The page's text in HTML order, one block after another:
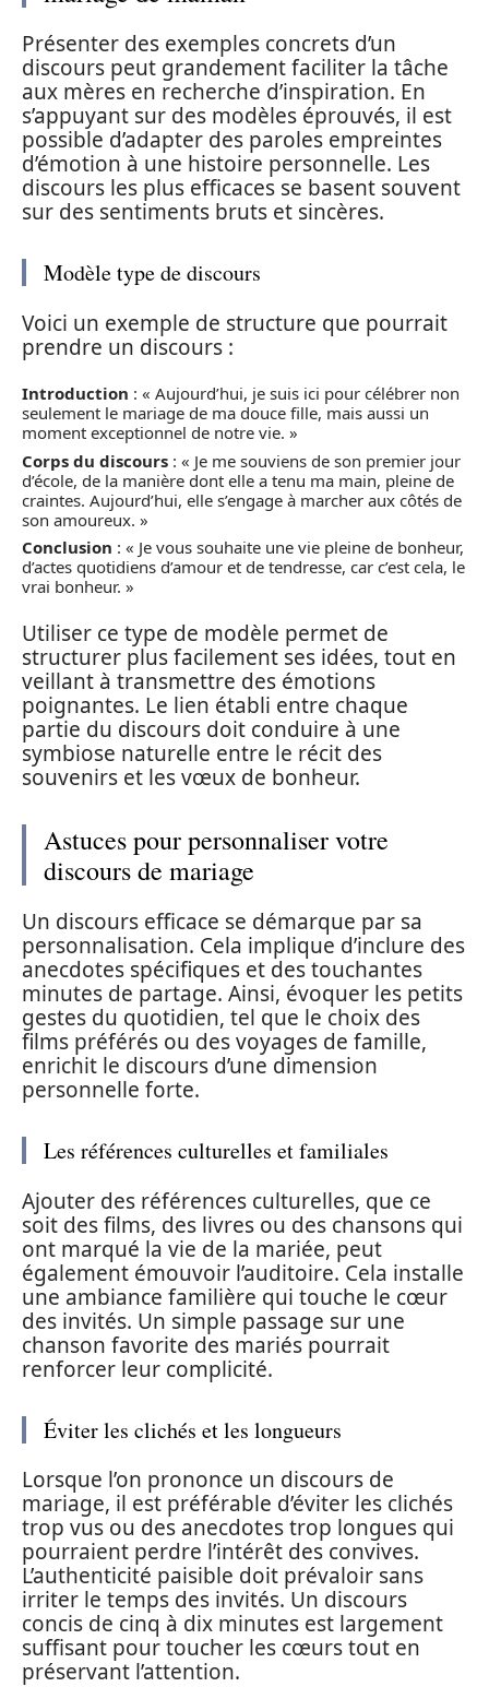
Présenter des exemples concrets d’un
discours peut grandement faciliter la tâche
aux mères en recherche d’inspiration. En
s’appuyant sur des modèles éprouvés, il est
possible d’adapter des paroles empreintes
d’émotion à une histoire personnelle. Les
discours les plus efficaces se basent souvent
sur des sentiments bruts et sincères.
Modèle type de discours
Voici un exemple de structure que pourrait
prendre un discours :
Introduction : « Aujourd’hui, je suis ici pour célébrer non
seulement le mariage de ma douce fille, mais aussi un
moment exceptionnel de notre vie. »
Corps du discours : « Je me souviens de son premier jour
d’école, de la manière dont elle a tenu ma main, pleine de
craintes. Aujourd’hui, elle s’engage à marcher aux côtés de
son amoureux. »
Conclusion : « Je vous souhaite une vie pleine de bonheur,
d’actes quotidiens d’amour et de tendresse, car c’est cela, le
vrai bonheur. »
Utiliser ce type de modèle permet de
structurer plus facilement ses idées, tout en
veillant à transmettre des émotions
poignantes. Le lien établi entre chaque
partie du discours doit conduire à une
symbiose naturelle entre le récit des
souvenirs et les vœux de bonheur.
Astuces pour personnaliser votre
discours de mariage
Un discours efficace se démarque par sa
personnalisation. Cela implique d’inclure des
anecdotes spécifiques et des touchantes
minutes de partage. Ainsi, évoquer les petits
gestes du quotidien, tel que le choix des
films préférés ou des voyages de famille,
enrichit le discours d’une dimension
personnelle forte.
Les références culturelles et familiales
Ajouter des références culturelles, que ce
soit des films, des livres ou des chansons qui
ont marqué la vie de la mariée, peut
également émouvoir l’auditoire. Cela installe
une ambiance familière qui touche le cœur
des invités. Un simple passage sur une
chanson favorite des mariés pourrait
renforcer leur complicité.
Éviter les clichés et les longueurs
Lorsque l’on prononce un discours de
mariage, il est préférable d’éviter les clichés
trop vus ou des anecdotes trop longues qui
pourraient perdre l’intérêt des convives.
L’authenticité paisible doit prévaloir sans
irriter le temps des invités. Un discours
concis de cinq à dix minutes est largement
suffisant pour toucher les cœurs tout en
préservant l’attention.